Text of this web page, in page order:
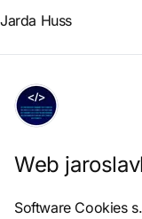
Jarda Huss
Web
Software Cookies